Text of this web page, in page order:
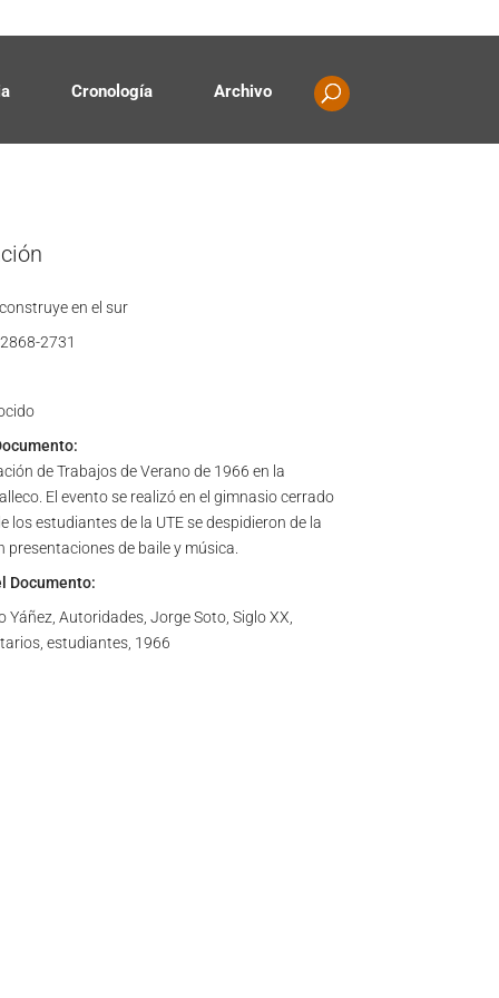
Cronología Archivo
construye en el sur
2731
de Trabajos de Verano de 1966 en la
El evento se realizó en el gimnasio cerrado
los estudiantes de la UTE se despidieron de la
presentaciones de baile y música.
Documento:
Yáñez, Autoridades, Jorge Soto, Siglo XX,
estudiantes, 1966